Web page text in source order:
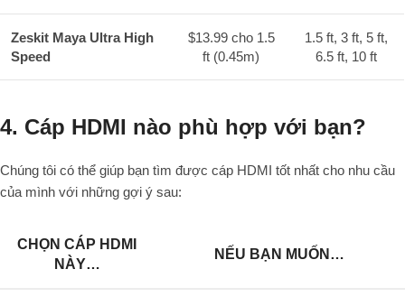
Zeskit Maya Ultra High
Speed
$13.99 cho 1.5
ft (0.45m)
1.5 ft, 3 ft, 5 ft,
6.5 ft, 10 ft
4. Cáp HDMI nào phù hợp với bạn?
Chúng tôi có thể giúp bạn tìm được cáp HDMI tốt nhất cho nhu cầu
của mình với những gợi ý sau:
CHỌN CÁP HDMI
NÀY…
NẾU BẠN MUỐN…